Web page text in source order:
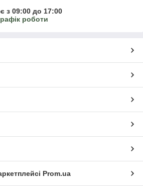
з 09:00 до 17:00
роботи
Prom.ua